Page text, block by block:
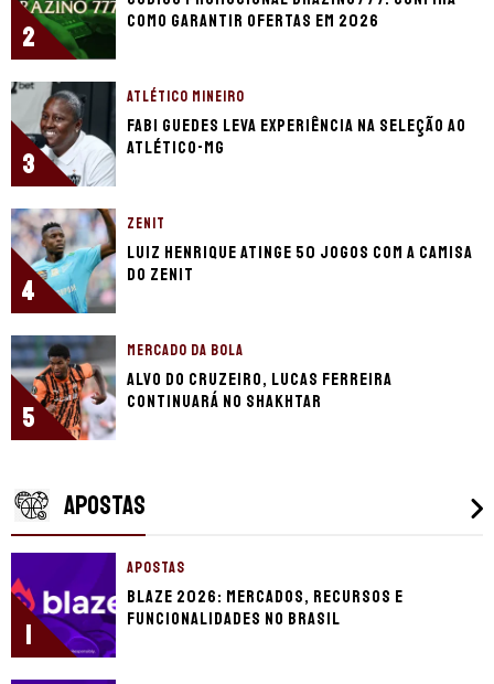
2
como garantir ofertas em 2026
3
ATLÉTICO MINEIRO
Fabi Guedes leva experiência na seleção ao
Atlético-MG
4
ZENIT
Luiz Henrique atinge 50 jogos com a camisa
do Zenit
5
MERCADO DA BOLA
Alvo do Cruzeiro, Lucas Ferreira
continuará no Shakhtar
APOSTAS
1
APOSTAS
Blaze 2026: mercados, recursos e
funcionalidades no Brasil